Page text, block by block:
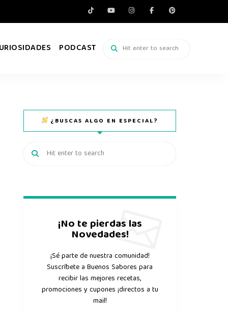
PODCAST
¿BUSCAS ALGO EN ESPECIAL?
¡No te pierdas las
Novedades!
¡Sé parte de nuestra comunidad!
Suscríbete a Buenos Sabores para
recibir las mejores recetas,
promociones y cupones ¡directos a tu
mail!